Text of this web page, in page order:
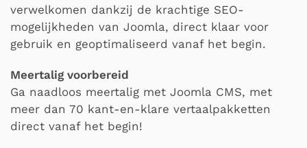
verwelkomen dankzij de krachtige SEO-
mogelijkheden van Joomla, direct klaar voor
gebruik en geoptimaliseerd vanaf het begin.
Meertalig voorbereid
Ga naadloos meertalig met Joomla CMS, met
meer dan 70 kant-en-klare vertaalpakketten
direct vanaf het begin!